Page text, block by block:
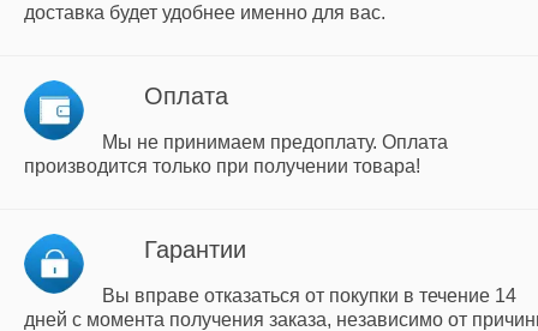
доставка будет удобнее именно для вас.
Оплата
Мы не принимаем предоплату. Оплата
производится только при получении товара!
Гарантии
Вы вправе отказаться от покупки в течение 14
дней с момента получения заказа, независимо от